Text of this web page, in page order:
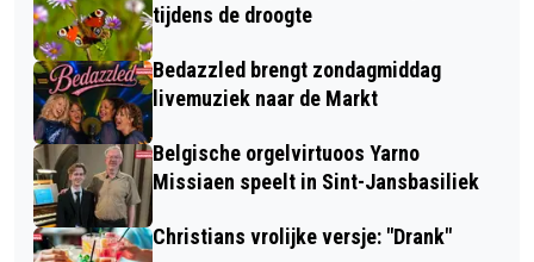
tijdens de droogte
Bedazzled brengt zondagmiddag
livemuziek naar de Markt
Belgische orgelvirtuoos Yarno
Missiaen speelt in Sint-Jansbasiliek
Christians vrolijke versje: "Drank"